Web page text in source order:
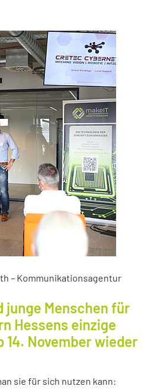
– Kommunikationsagentur
junge Menschen für
Hessens einzige
14. November wieder
sie für sich nutzen kann: